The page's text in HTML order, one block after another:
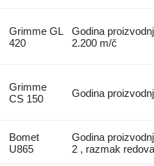
Grimme GL
420
Godina
2.200 m/č
Grimme
CS 150
Godina
Bomet
U865
Godina
2 , razmak